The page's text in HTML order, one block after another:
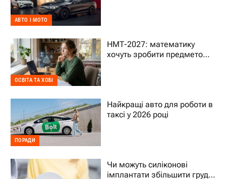
АВТО І МОТО
ОСВІТА ТА ХОБІ
НМТ-2027: математику
хочуть зробити предметом
ПОРАДИ
Найкращі авто для роботи в
таксі у 2026 році
Чи можуть силіконові
імплантати збільшити груди